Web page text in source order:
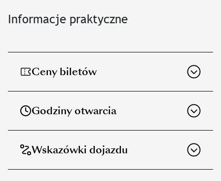
Informacje praktyczne
Ceny biletów
Godziny otwarcia
Wskazówki dojazdu